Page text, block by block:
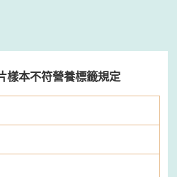
樣本不符營養標籤規定